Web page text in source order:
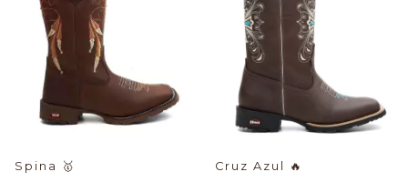
Spina 🥇 Cruz Azul 🔥